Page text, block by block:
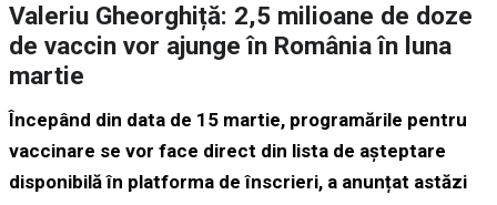
Valeriu Gheorghiță: 2,5 milioane de doze
de vaccin vor ajunge în România în luna
martie
Începând din data de 15 martie, programările pentru
vaccinare se vor face direct din lista de așteptare
disponibilă în platforma de înscrieri, a anunțat astăzi